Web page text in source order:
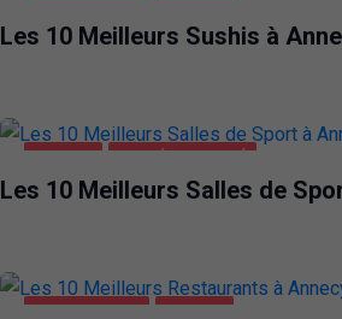
Les 10 Meilleurs Sushis à
Les 10 Meilleurs Salles de